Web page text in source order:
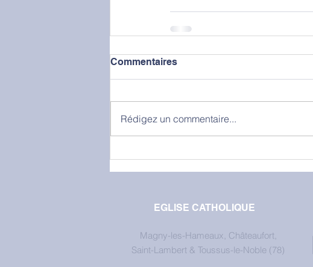
Commentaires
Rédigez un commentaire...
EGLISE CATHOLIQUE
Magny-les-Hameaux, Châteaufort,
Saint-Lambert & Toussus-le-Noble (78)